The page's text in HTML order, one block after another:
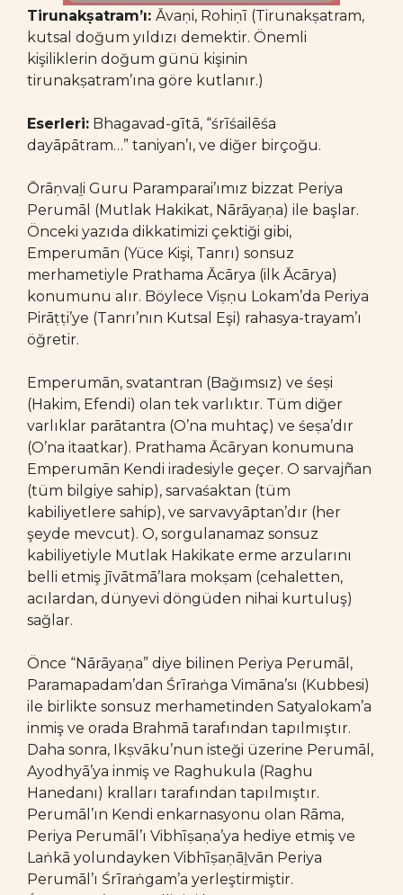
Tirunakṣatram’ı: Āvaṇi, Rohiṇī (Tirunakṣatram,
kutsal doğum yıldızı demektir. Önemli
kişiliklerin doğum günü kişinin
tirunakṣatram’ına göre kutlanır.)
Eserleri: Bhagavad-gītā, “śrīśailēśa
dayāpātram…” taniyan’ı, ve diğer birçoğu.
Ōrāṇvaḻi Guru Paramparai’ımız bizzat Periya
Perumāl (Mutlak Hakikat, Nārāyaṇa) ile başlar.
Önceki yazıda dikkatimizi çektiği gibi,
Emperumān (Yüce Kişi, Tanrı) sonsuz
merhametiyle Prathama Ācārya (ilk Ācārya)
konumunu alır. Böylece Viṣṇu Lokam’da Periya
Pirāṭṭi’ye (Tanrı’nın Kutsal Eşi) rahasya-trayam’ı
öğretir.
Emperumān, svatantran (Bağımsız) ve śeṣi
(Hakim, Efendi) olan tek varlıktır. Tüm diğer
varlıklar parātantra (O’na muhtaç) ve śeṣa’dır
(O’na itaatkar). Prathama Ācāryan konumuna
Emperumān Kendi iradesiyle geçer. O sarvajñan
(tüm bilgiye sahip), sarvaśaktan (tüm
kabiliyetlere sahip), ve sarvavyāptan’dır (her
şeyde mevcut). O, sorgulanamaz sonsuz
kabiliyetiyle Mutlak Hakikate erme arzularını
belli etmiş jīvātmā’lara mokṣam (cehaletten,
acılardan, dünyevi döngüden nihai kurtuluş)
sağlar.
Önce “Nārāyaṇa” diye bilinen Periya Perumāl,
Paramapadam’dan Śrīraṅga Vimāna’sı (Kubbesi)
ile birlikte sonsuz merhametinden Satyalokam’a
inmiş ve orada Brahmā tarafından tapılmıştır.
Daha sonra, Ikṣvāku’nun isteği üzerine Perumāl,
Ayodhyā’ya inmiş ve Raghukula (Raghu
Hanedanı) kralları tarafından tapılmıştır.
Perumāl’ın Kendi enkarnasyonu olan Rāma,
Periya Perumāl’ı Vibhīṣaṇa’ya hediye etmiş ve
Laṅkā yolundayken Vibhīṣaṇāḻvān Periya
Perumāl’ı Śrīraṅgam’a yerleştirmiştir.